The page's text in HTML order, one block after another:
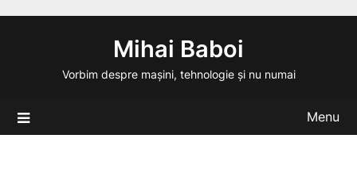
Mihai Baboi
Vorbim despre mașini, tehnologie și nu numai
Menu